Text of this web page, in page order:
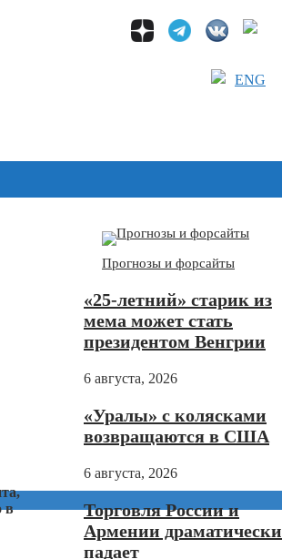
ENG
в
Прогнозы и форсайты
«25-летний» старик из
мема может стать
президентом Венгрии
6 августа, 2026
«Уралы» с колясками
возвращаются в США
6 августа, 2026
Торговля России и
Армении драматически
падает